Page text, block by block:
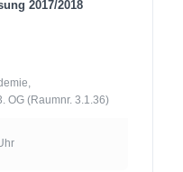
2017/2018
OG (Raumnr. 3.1.36)